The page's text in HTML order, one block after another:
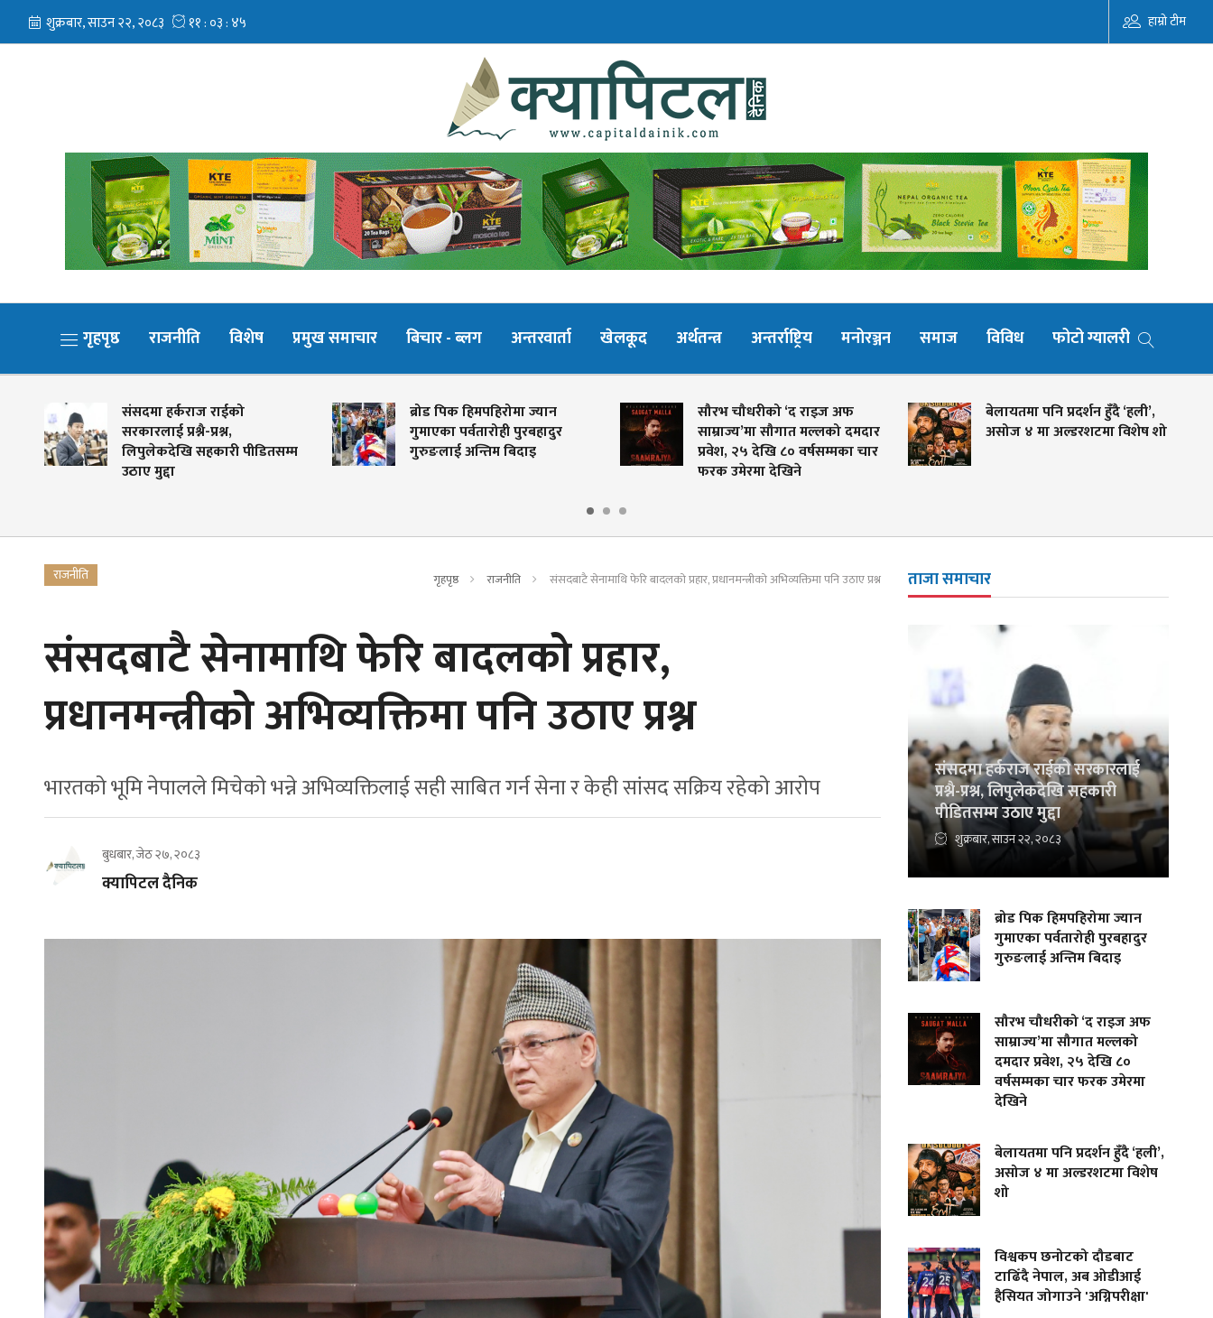
हाम्रो टीम
गृहपृष्ठ राजनीति विशेष प्रमुख समाचार बिचार - ब्लग अन्तरवार्ता खेलकूद अर्थतन्त्र अन्तर्राष्ट्रिय मनोरञ्जन समाज विविध फोटो ग्यालरी
संसदमा हर्कराज राईको
सरकारलाई प्रश्नै-प्रश्न,
लिपुलेकदेखि सहकारी पीडितसम्म
उठाए मुद्दा
ब्रोड पिक हिमपहिरोमा ज्यान
गुमाएका पर्वतारोही पुरबहादुर
गुरुङलाई अन्तिम बिदाइ
सौरभ चौधरीको ‘द राइज अफ
साम्राज्य’मा सौगात मल्लको दमदार
प्रवेश, २५ देखि ८० वर्षसम्मका चार
फरक उमेरमा देखिने
बेलायतमा पनि प्रदर्शन हुँदै ‘हली’,
असोज ४ मा अल्डरशटमा विशेष शो
नेपाल,
राजनीति गृहपृष्ठ राजनीति संसदबाटै सेनामाथि फेरि बादलको प्रहार, प्रधानमन्त्रीको अभिव्यक्तिमा पनि उठाए प्रश्न
संसदबाटै सेनामाथि फेरि बादलको प्रहार,
प्रधानमन्त्रीको अभिव्यक्तिमा पनि उठाए प्रश्न
भारतको भूमि नेपालले मिचेको भन्ने अभिव्यक्तिलाई सही साबित गर्न सेना र केही सांसद सक्रिय रहेको आरोप
बुधबार, जेठ २७, २०८३
क्यापिटल दैनिक
ताजा समाचार
संसदमा हर्कराज राईको सरकारलाई
प्रश्नै-प्रश्न, लिपुलेकदेखि सहकारी
पीडितसम्म उठाए मुद्दा
शुक्रबार, साउन २२, २०८३
ब्रोड पिक हिमपहिरोमा ज्यान
गुमाएका पर्वतारोही पुरबहादुर
गुरुङलाई अन्तिम बिदाइ
सौरभ चौधरीको ‘द राइज अफ
साम्राज्य’मा सौगात मल्लको
दमदार प्रवेश, २५ देखि ८०
वर्षसम्मका चार फरक उमेरमा
देखिने
बेलायतमा पनि प्रदर्शन हुँदै ‘हली’,
असोज ४ मा अल्डरशटमा विशेष
शो
विश्वकप छनोटको दौडबाट
टाढिँदै नेपाल, अब ओडीआई
हैसियत जोगाउने 'अग्निपरीक्षा'